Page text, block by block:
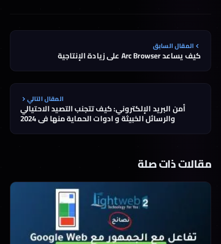
المقال السابق
كيف يساعد Arc Browser على زيادة الإنتاجية
المقال التالي
أمن البريد الإلكتروني: كيف تتجنب التصيد الاحتيالي
والرسائل الخبيثة و ادوات الحماية منها في 2024
مقالات ذات صلة